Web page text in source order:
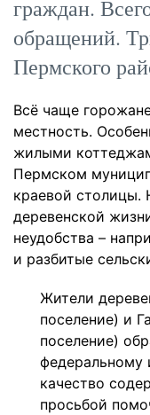
граждан.
обращений.
Пермского
Всё чаще
местность.
жилыми
Пермском
краевой столицы.
деревенской
неудобства –
и разбитые
Жители
поселение) и
поселение)
федеральному
качество
просьбой